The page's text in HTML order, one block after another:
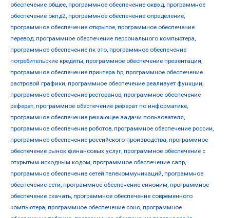
обеспечение общее, программное обеспечение оквэд, программное
обеспечение окпд2, программное обеспечение определение,
программное обеспечение открытое, программное обеспечение
перевод, программное обеспечение персонального компьютера,
программное обеспечение пк это, программное обеспечение
потребительские кредиты, программное обеспечение презентация,
программное обеспечение принтера hp, программное обеспечение
растровой графики, программное обеспечение реализует функции,
программное обеспечение ресторанов, программное обеспечение
реферат, программное обеспечение реферат по информатике,
программное обеспечение решающее задачи пользователя,
программное обеспечение роботов, программное обеспечение россии,
программное обеспечение российского производства, программное
обеспечение рынок финансовых услуг, программное обеспечение с
открытым исходным кодом, программное обеспечение сапр,
программное обеспечение сетей телекоммуникаций, программное
обеспечение сети, программное обеспечение синоним, программное
обеспечение скачать, программное обеспечение современного
компьютера, программное обеспечение соно, программное